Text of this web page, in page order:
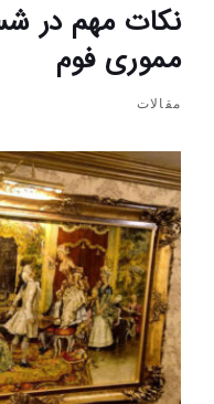
نکات مهم در
مموری فوم
مقالات